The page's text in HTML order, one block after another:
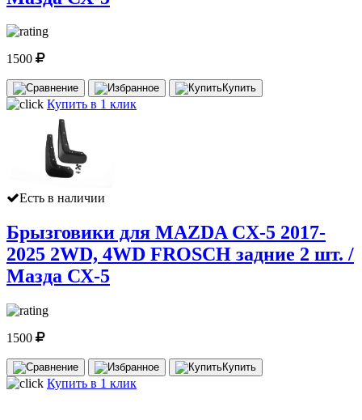
1500
Купить
Купить в 1 клик
Есть в наличии
Брызговики для MAZDA CX-5 2017-
2025 2WD, 4WD FROSCH задние 2 шт. /
Мазда СХ-5
1500
Купить
Купить в 1 клик